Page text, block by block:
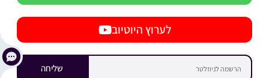
לערוץ היוטיוב
שליחה